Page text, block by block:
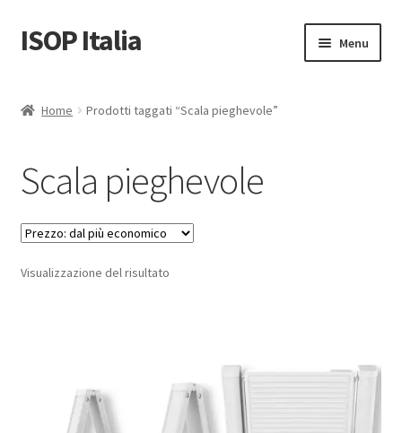
Vai
alla
Vai
al
ISOP Italia Menu
Set di salvataggio e sopravvivenza
Vendita all’ingrosso
Articoli
Home Prodotti taggati “Scala pieghevole”
Scala pieghevole
Visualizzazione del risultato